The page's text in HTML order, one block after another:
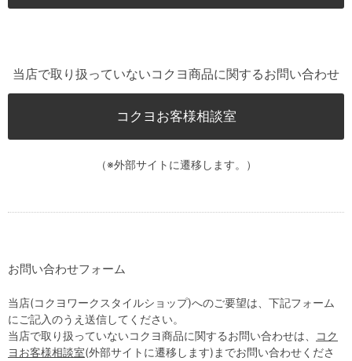
当店で取り扱っていないコクヨ商品に関するお問い合わせ
コクヨお客様相談室
（※外部サイトに遷移します。）
お問い合わせフォーム
当店(コクヨワークスタイルショップ)へのご要望は、下記フォーム
にご記入のうえ送信してください。
当店で取り扱っていないコクヨ商品に関するお問い合わせは、
コク
ヨお客様相談室(外部サイトに遷移します)までお問い合わせくださ